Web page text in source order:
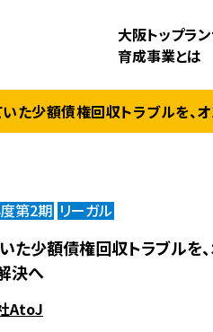
⼤阪トップラ
育成事業とは
た少額債権回収トラブルを、
第2期 リーガル
た少額債権回収トラブルを
決へ
AtoJ